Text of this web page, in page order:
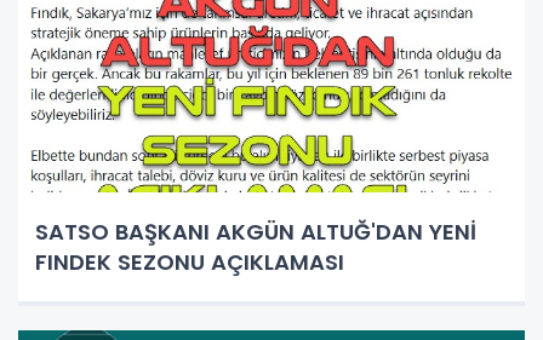
SATSO BAŞKANI AKGÜN ALTUĞ'DAN YENİ
FINDEK SEZONU AÇIKLAMASI